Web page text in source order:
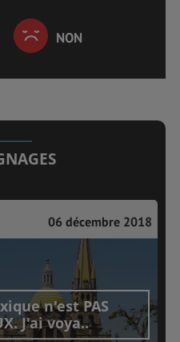
NON
06 décembre 2018
n'est PAS
J'ai voya..